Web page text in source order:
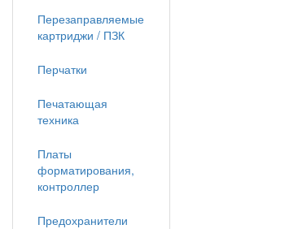
Перезаправляемые
картриджи / ПЗК
Перчатки
Печатающая
техника
Платы
форматирования,
контроллер
Предохранители